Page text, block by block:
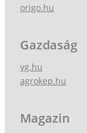
origo.hu
Gazdaság
vg.hu
agrokep.hu
Magazin